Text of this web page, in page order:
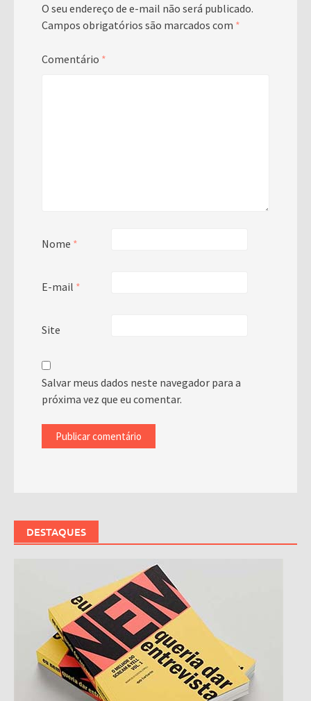
O seu endereço de e-mail não será publicado.
Campos obrigatórios são marcados com *
Comentário *
Nome *
E-mail *
Site
Salvar meus dados neste navegador para a
próxima vez que eu comentar.
DESTAQUES